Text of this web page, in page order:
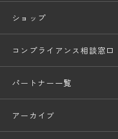
ショップ
コンプライアンス相談窓口
パートナー一覧
アーカイブ